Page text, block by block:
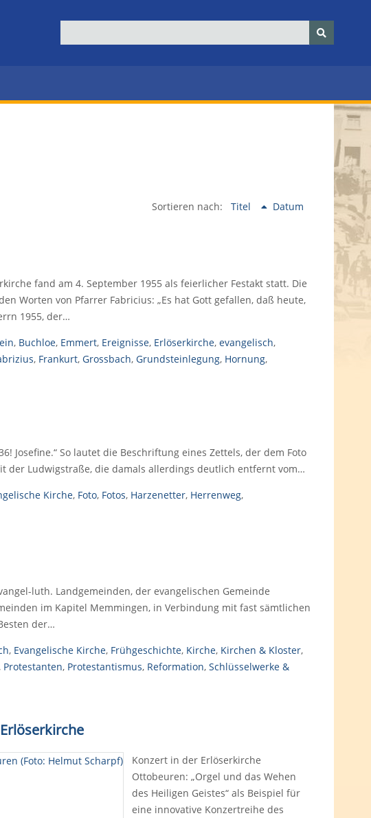
Sortieren nach: Titel Datum
fand am 4. September 1955 als feierlicher Festakt statt. Die
Worten von Pfarrer Fabricius: „Es hat Gott gefallen, daß heute,
1955, der…
, Buchloe, Emmert, Ereignisse, Erlöserkirche, evangelisch,
, Frankurt, Grossbach, Grundsteinlegung, Hornung,
Josefine.“ So lautet die Beschriftung eines Zettels, der dem Foto
der Ludwigstraße, die damals allerdings deutlich entfernt vom…
Kirche, Foto, Fotos, Harzenetter, Herrenweg,
luth. Landgemeinden, der evangelischen Gemeinde
im Kapitel Memmingen, in Verbindung mit fast sämtlichen
der…
, Evangelische Kirche, Frühgeschichte, Kirche, Kirchen & Kloster,
Protestanten, Protestantismus, Reformation, Schlüsselwerke &
Konzert in der Erlöserkirche
Ottobeuren: „Orgel und das Wehen
des Heiligen Geistes“ als Beispiel für
eine innovative Konzertreihe des